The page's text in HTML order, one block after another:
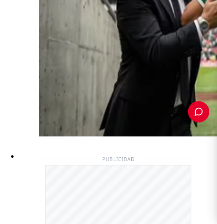
PUBLICIDAD
PUBLICIDAD